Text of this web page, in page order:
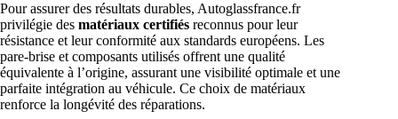
Pour assurer des résultats durables, Autoglassfrance.fr
privilégie des matériaux certifiés reconnus pour leur
résistance et leur conformité aux standards européens. Les
pare-brise et composants utilisés offrent une qualité
équivalente à l’origine, assurant une visibilité optimale et une
parfaite intégration au véhicule. Ce choix de matériaux
renforce la longévité des réparations.